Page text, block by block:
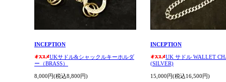
INCEPTION
UKサドル&シャックルキーホルダ
ー（BRASS）
8,000円(税込8,800円)
INCEPTION
UK サドル WALLET
(SILVER)
15,000円(税込16,500円)